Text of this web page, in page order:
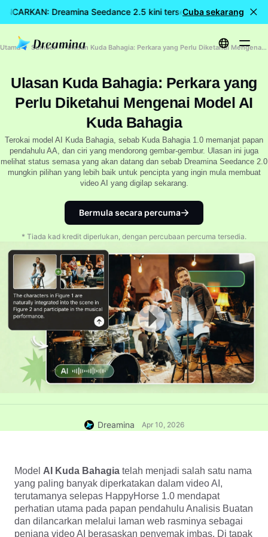
Dreamina Seedance 2.5 kini tersedia 🎉 Model
Cuba sekarang
Utama Sumber Ulasan Kuda Bahagia: Perkara yang Perlu Diketahui Mengenai Model AI Kuda Bahagia
Ulasan Kuda Bahagia: Perkara yang
Perlu Diketahui Mengenai Model AI
Kuda Bahagia
Terokai model AI Kuda Bahagia, sebab Kuda Bahagia 1.0 memanjat papan
pendahulu AA, dan ciri yang mendorong gembar-gembur. Ulasan ini juga
melihat status semasa yang akan datang dan sebab Dreamina Seedance 2.0
mungkin pilihan yang lebih baik untuk pencipta yang ingin mula membuat
video AI yang digilap sekarang.
Bermula secara percuma
* Tiada kad kredit diperlukan, dengan percubaan percuma tersedia.
Dreamina Apr 10, 2026
Model AI Kuda Bahagia telah menjadi salah satu nama
yang paling banyak diperkatakan dalam video AI,
terutamanya selepas HappyHorse 1.0 mendapat
perhatian utama pada papan pendahulu Analisis Buatan
dan dilancarkan melalui laman web rasminya sebagai
penjana video AI berasaskan penyemak imbas. Di tapak